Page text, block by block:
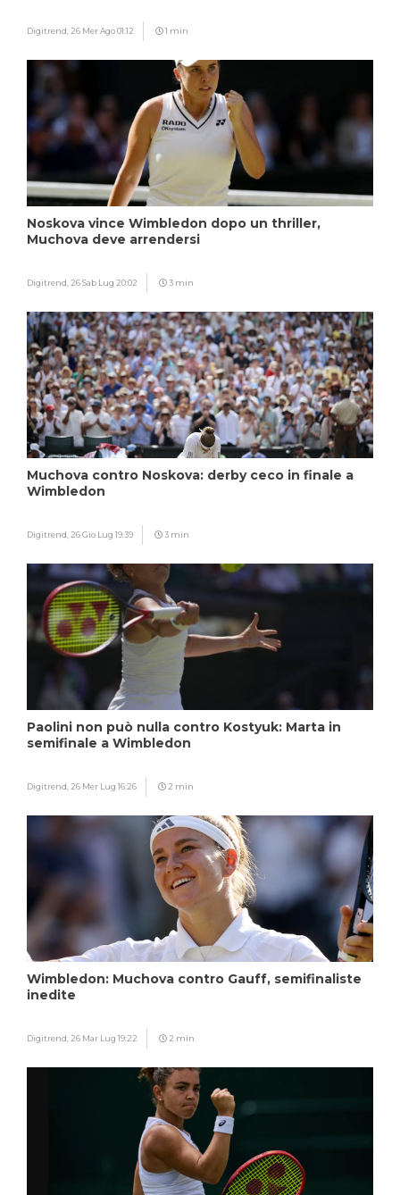
Digitrend, 26 Mer Ago 01:12 1 min
Noskova vince Wimbledon dopo un thriller,
Muchova deve arrendersi
Digitrend, 26 Sab Lug 20:02 3 min
Muchova contro Noskova: derby ceco in finale a
Wimbledon
Digitrend, 26 Gio Lug 19:39 3 min
Paolini non può nulla contro Kostyuk: Marta in
semifinale a Wimbledon
Digitrend, 26 Mer Lug 16:26 2 min
Wimbledon: Muchova contro Gauff, semifinaliste
inedite
Digitrend, 26 Mar Lug 19:22 2 min